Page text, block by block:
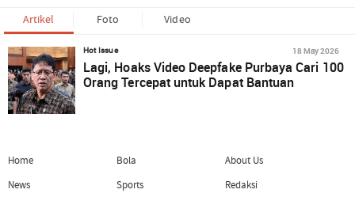
Artikel Foto Video
Hot Issue 18 May 2026
Lagi, Hoaks Video Deepfake Purbaya Cari 100
Orang Tercepat untuk Dapat Bantuan
Home
News
Bola
Sports
About Us
Redaksi